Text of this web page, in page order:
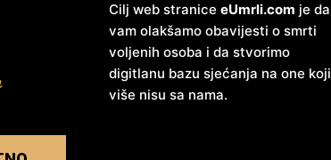
Cilj web stranice eUmrli.com je da
vam olakšamo obavijesti o smrti
voljenih osoba i da stvorimo
digitlanu bazu sjećanja na one koji
više nisu sa nama.